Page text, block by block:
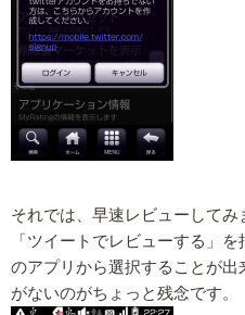
それでは、早速レビューしてみ
「ツイートでレビューする」
のアプリから選択することが
がないのがちょっと残念です。